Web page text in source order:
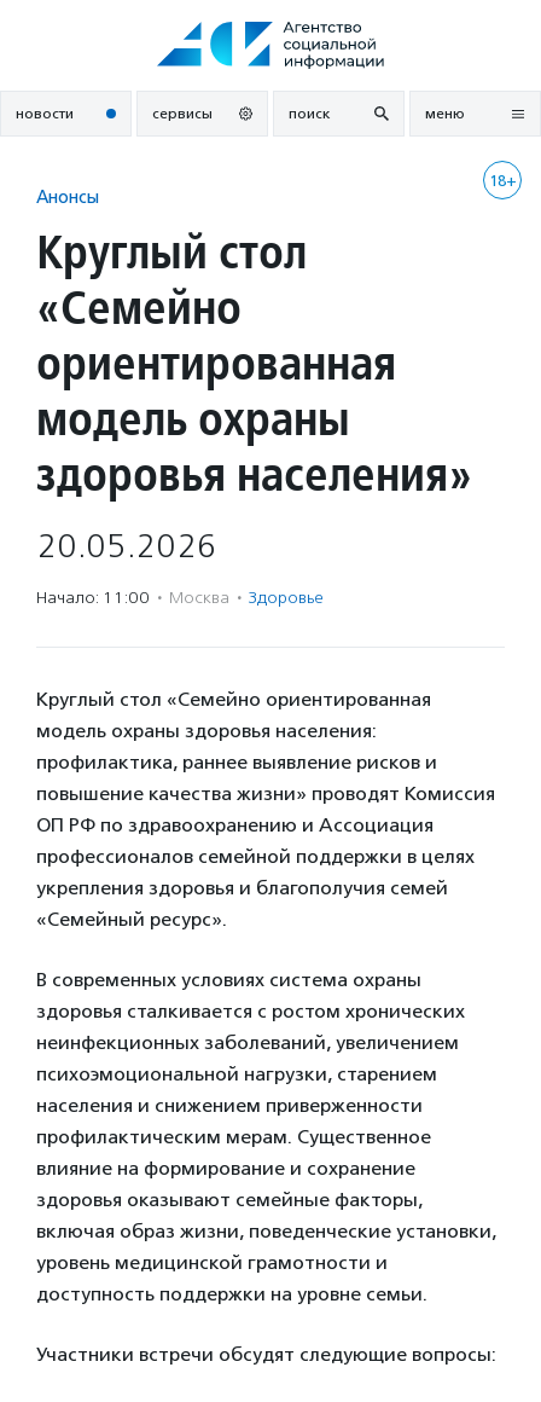
новости сервисы поиск меню
18+
Анонсы
Круглый стол
«Семейно
ориентированная
модель охраны
здоровья населения»
20.05.2026
Начало: 11:00 · Москва · Здоровье
Круглый стол «Семейно ориентированная
модель охраны здоровья населения:
профилактика, раннее выявление рисков и
повышение качества жизни» проводят Комиссия
ОП РФ по здравоохранению и Ассоциация
профессионалов семейной поддержки в целях
укрепления здоровья и благополучия семей
«Семейный ресурс».
В современных условиях система охраны
здоровья сталкивается с ростом хронических
неинфекционных заболеваний, увеличением
психоэмоциональной нагрузки, старением
населения и снижением приверженности
профилактическим мерам. Существенное
влияние на формирование и сохранение
здоровья оказывают семейные факторы,
включая образ жизни, поведенческие установки,
уровень медицинской грамотности и
доступность поддержки на уровне семьи.
Участники встречи обсудят следующие вопросы: